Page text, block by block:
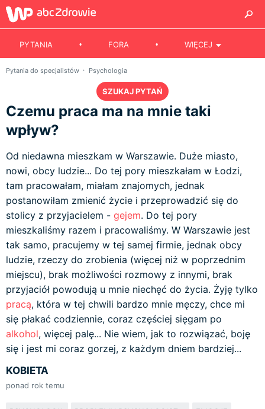
PYTANIA FORA WIĘCEJ
Pytania do specjalistów Psychologia
SZUKAJ PYTAŃ
Czemu praca ma na mnie taki
wpływ?
Od niedawna mieszkam w Warszawie. Duże miasto,
nowi, obcy ludzie... Do tej pory mieszkałam w Łodzi,
tam pracowałam, miałam znajomych, jednak
postanowiłam zmienić życie i przeprowadzić się do
stolicy z przyjacielem - gejem. Do tej pory
mieszkaliśmy razem i pracowaliśmy. W Warszawie jest
tak samo, pracujemy w tej samej firmie, jednak obcy
ludzie, rzeczy do zrobienia (więcej niż w poprzednim
miejscu), brak możliwości rozmowy z innymi, brak
przyjaciół powodują u mnie niechęć do życia. Żyję tylko
pracą, która w tej chwili bardzo mnie męczy, chce mi
się płakać codziennie, coraz częściej sięgam po
alkohol, więcej palę... Nie wiem, jak to rozwiązać, boję
się i jest mi coraz gorzej, z każdym dniem bardziej...
KOBIETA
ponad rok temu